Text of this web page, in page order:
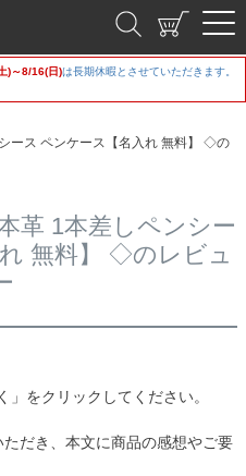
)～8/16(日)は長期休暇とさせていただきます。
ース ペンケース【名入れ 無料】 ◇の
革 1本差しペンシー
無料】 ◇のレビュ
をクリックしてください。
だき、本文に商品の感想やご要